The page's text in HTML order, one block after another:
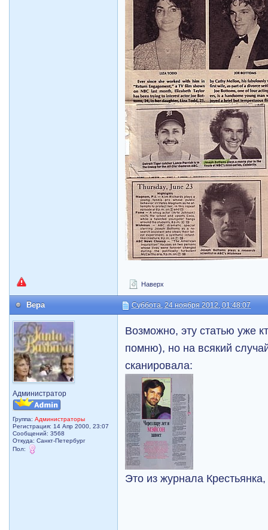
Наверх
Вера Суббота, 24 ноября 2012, 01:48:07
Администратор
Группа:Администраторы
Регистрация: 14 Апр 2000, 23:07
Сообщений: 3568
Откуда: Санкт-Петербург
Пол:
Возможно, эту статью уже
помню), но на всякий
сканировала:
Это из журнала